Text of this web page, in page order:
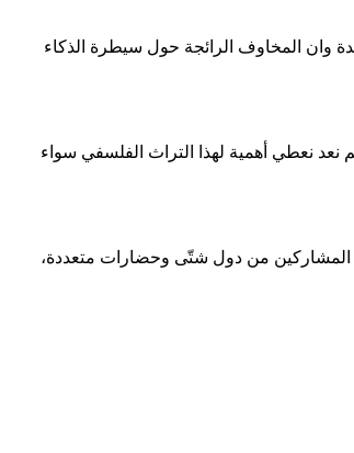
وان المخاوف الرائجة حول سيطرة الذكاء
نعد نعطي أهمية لهذا التراث الفلسفي سواء
المشاركين من دول شتّى وحضارات متعددة،